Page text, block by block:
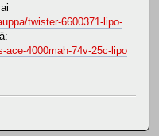
twister-6600371-lipo-
ace-4000mah-74v-25c-lipo